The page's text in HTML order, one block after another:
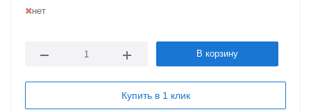
нет
В корзину
Купить в 1 клик